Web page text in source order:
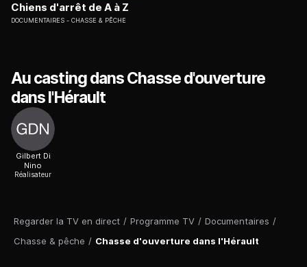
Regarder la TV en direct / Programme TV / Documentaires /
Chasse & pêche / Chasse d'ouverture dans l'Hérault
Chiens d'arrêt de A à Z
DOCUMENTAIRES CHASSE & PÊCHE
Au casting dans Chasse d'ouverture
dans l'Hérault
Gilbert Di
Nino
Réalisateur